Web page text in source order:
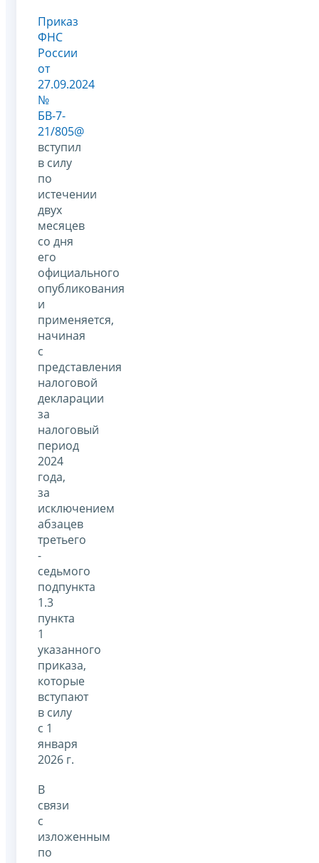
Приказ
ФНС
России
от
27.09.2024
№
БВ-7-
21/805@
вступил
в силу
по
истечении
двух
месяцев
со дня
его
официального
опубликования
и
применяется,
начиная
с
представления
налоговой
декларации
за
налоговый
период
2024
года,
за
исключением
абзацев
третьего
-
седьмого
подпункта
1.3
пункта
1
указанного
приказа,
которые
вступают
в силу
с 1
января
2026 г.
В
связи
с
изложенным
по